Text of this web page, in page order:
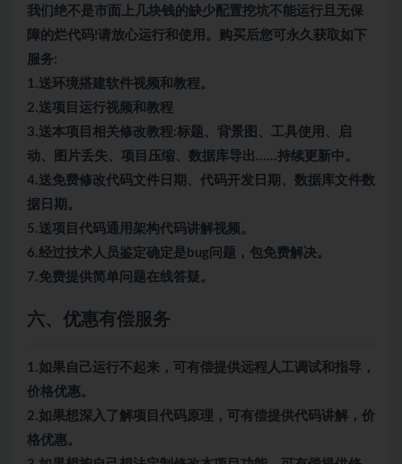
我们绝不是市面上几块钱的缺少配置挖坑不能运行且无保
障的烂代码!请放心运行和使用。购买后您可永久获取如下
服务:
1.送环境搭建软件视频和教程。
2.送项目运行视频和教程
3.送本项目相关修改教程:标题、背景图、工具使用、启
动、图片丢失、项目压缩、数据库导出……持续更新中。
4.送免费修改代码文件日期、代码开发日期、数据库文件数
据日期。
5.送项目代码通用架构代码讲解视频。
6.经过技术人员鉴定确定是bug问题，包免费解决。
7.免费提供简单问题在线答疑。
六、优惠有偿服务
1.如果自己运行不起来，可有偿提供远程人工调试和指导，
价格优惠。
2.如果想深入了解项目代码原理，可有偿提供代码讲解，价
格优惠。